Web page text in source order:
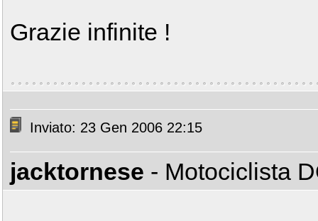
Grazie infinite !
Inviato: 23 Gen 2006 22:15
jacktornese - Motociclista